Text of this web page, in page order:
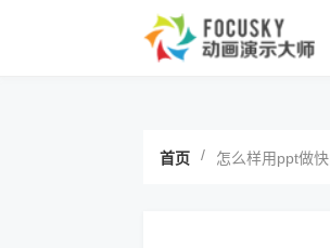
首页 / 怎么样用ppt做快